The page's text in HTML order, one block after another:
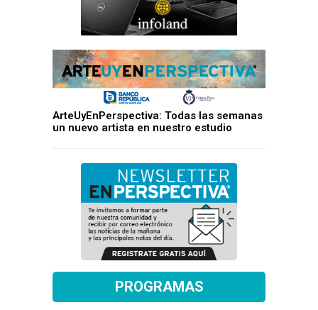
ArteUyEnPerspectiva: Todas las semanas
un nuevo artista en nuestro estudio
PROGRAMAS